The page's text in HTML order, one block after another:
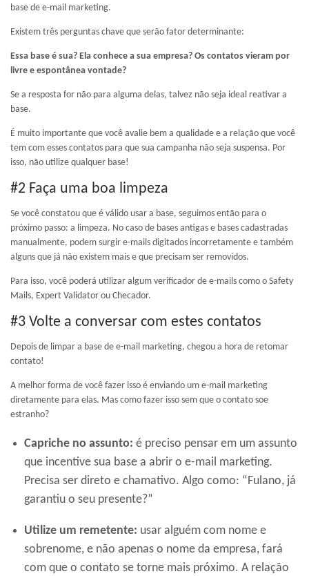
base de e-mail marketing.
Existem três perguntas chave que serão fator determinante:
Essa base é sua? Ela conhece a sua empresa? Os contatos vieram por
livre e espontânea vontade?
Se a resposta for não para alguma delas, talvez não seja ideal reativar a
base.
É muito importante que você avalie bem a qualidade e a relação que você
tem com esses contatos para que sua campanha não seja suspensa. Por
isso, não utilize qualquer base!
#2 Faça uma boa limpeza
Se você constatou que é válido usar a base, seguimos então para o
próximo passo: a limpeza. No caso de bases antigas e bases cadastradas
manualmente, podem surgir e-mails digitados incorretamente e também
alguns que já não existem mais e que precisam ser removidos.
Para isso, você poderá utilizar algum verificador de e-mails como o Safety
Mails, Expert Validator ou Checador.
#3 Volte a conversar com estes contatos
Depois de limpar a base de e-mail marketing, chegou a hora de retomar
contato!
A melhor forma de você fazer isso é enviando um e-mail marketing
diretamente para elas. Mas como fazer isso sem que o contato soe
estranho?
Capriche no assunto: é preciso pensar em um assunto
que incentive sua base a abrir o e-mail marketing.
Precisa ser direto e chamativo. Algo como: “Fulano, já
garantiu o seu presente?”
Utilize um remetente: usar alguém com nome e
sobrenome, e não apenas o nome da empresa, fará
com que o contato se torne mais próximo. A relação